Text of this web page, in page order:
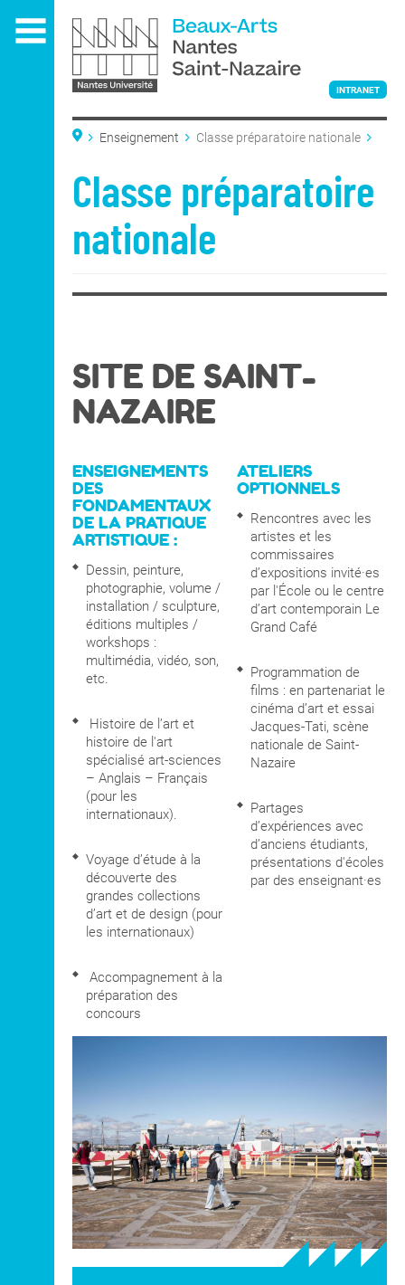
contenu
L'ÉCOLE
ENSEIGNEMENT
DNA Art
DNSEP Art
Co-Diplôme Nantes
Classe préparatoire
nationale
DNA Art mention
Territoires, Paysages,
INTERNATIONAL
COURS PUBLICS
OPEN SCHOOL
CONTACTS
INTRANET
Enseignement Classe préparatoire nationale
Classe préparatoire
nationale
SITE DE SAINT-
NAZAIRE
ENSEIGNEMENTS
DES
FONDAMENTAUX
DE LA PRATIQUE
ARTISTIQUE :
Dessin, peinture,
photographie, volume /
installation / sculpture,
éditions multiples /
workshops :
multimédia, vidéo, son,
etc.
Histoire de l’art et
histoire de l'art
spécialisé art-sciences
– Anglais – Français
(pour les
internationaux).
Voyage d’étude à la
découverte des
grandes collections
d’art et de design (pour
les internationaux)
Accompagnement à la
préparation des
concours
ATELIERS
OPTIONNELS
Rencontres avec les
artistes et les
commissaires
d’expositions invité·es
par l'École ou le centre
d’art contemporain Le
Grand Café
Programmation de
films : en partenariat le
cinéma d’art et essai
Jacques-Tati, scène
nationale de Saint-
Nazaire
Partages
d’expériences avec
d’anciens étudiants,
présentations d'écoles
par des enseignant·es